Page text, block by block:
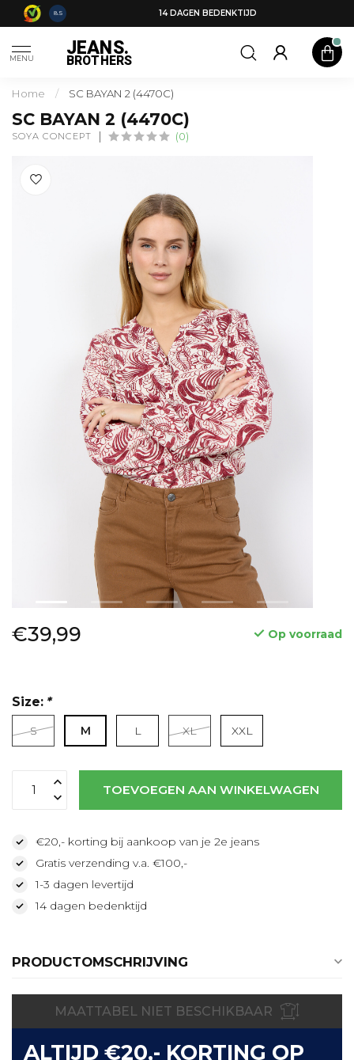
8.5 14 DAGEN BEDENKTIJD
MENU JEANS.
BROTHERS
Home / SC BAYAN 2 (4470C)
SC BAYAN 2 (4470C)
SOYA CONCEPT (0)
€39,99 Op voorraad
Lees meer
Size: *
S M L XL XXL
TOEVOEGEN AAN WINKELWAGEN
€20,- korting bij aankoop van je 2e jeans
Gratis verzending v.a. €100,-
1-3 dagen levertijd
14 dagen bedenktijd
PRODUCTOMSCHRIJVING
MAATTABEL NIET BESCHIKBAAR
ALTIJD €20,- KORTING OP